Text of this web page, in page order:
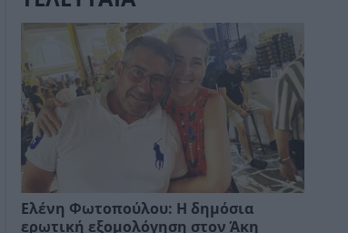
Ελένη Φωτοπούλου: Η δημόσια
ερωτική εξομολόγηση στον Άκη